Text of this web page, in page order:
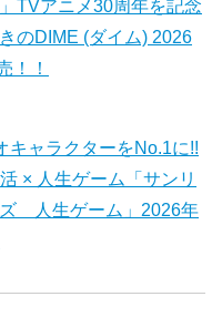
TVアニメ30周年を記念
のDIME (ダイム) 2026
！！
キャラクターをNo.1に!!
× 人生ゲーム「サンリ
人生ゲーム」2026年